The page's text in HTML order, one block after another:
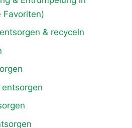
Favoriten)
& recyceln